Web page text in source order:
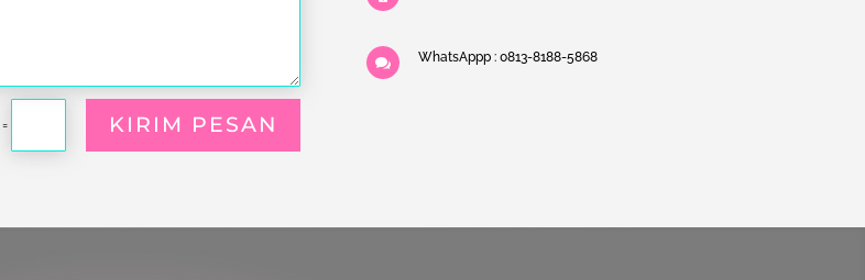
= KIRIM PESAN
 WhatsAppp : 0813-8188-5868